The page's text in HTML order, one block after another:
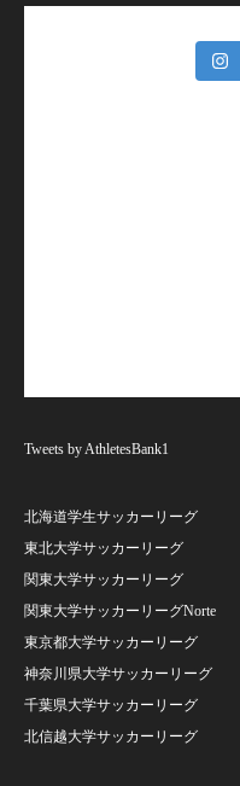
Tweets by AthletesBank1
北海道学生サッカーリーグ
東北大学サッカーリーグ
関東大学サッカーリーグ
関東大学サッカーリーグNorte
東京都大学サッカーリーグ
神奈川県大学サッカーリーグ
千葉県大学サッカーリーグ
北信越大学サッカーリーグ